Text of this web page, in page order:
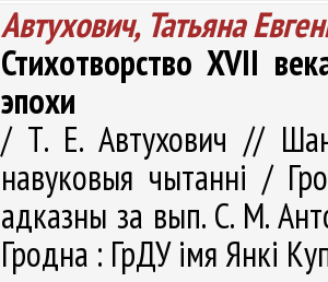
Автухович, Татьяна
Стихотворство XVII
эпохи
/ Т. Е. Автухович //
навуковыя чытаннi /
адказны за вып. С. М.
Гродна : ГрДУ імя Янкі